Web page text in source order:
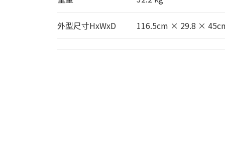
外型尺寸HxWxD 116.5cm × 29.8 ×